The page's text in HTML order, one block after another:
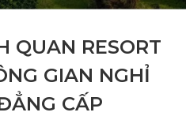
QUAN RESORT
GIAN NGHỈ
CẤP